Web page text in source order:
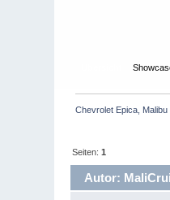
Chevrolet Epica,
Seiten:1
Autor: